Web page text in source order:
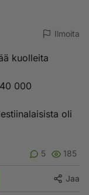
Ilmoita
kuolleita
000
oli
5 185
Jaa